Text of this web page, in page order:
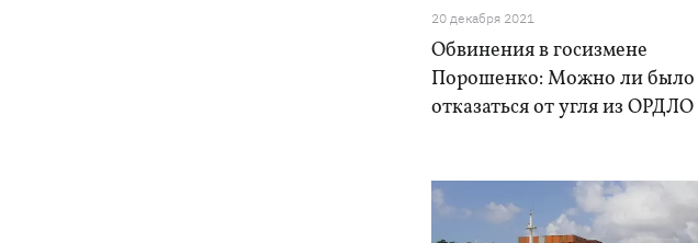
20 декабря 2021
Обвинения в госизмене
Порошенко: Можно ли было
отказаться от угля из ОРДЛО